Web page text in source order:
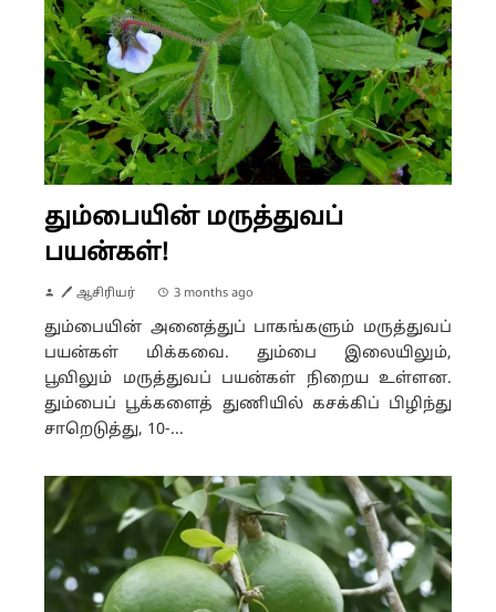
தும்பையின் மருத்துவப்
பயன்கள்!
🖊 ஆசிரியர் 3 months ago
தும்பையின் அனைத்துப் பாகங்களும் மருத்துவப்
பயன்கள் மிக்கவை. தும்பை இலையிலும்,
பூவிலும் மருத்துவப் பயன்கள் நிறைய உள்ளன.
தும்பைப் பூக்களைத் துணியில் கசக்கிப் பிழிந்து
சாறெடுத்து, 10-...